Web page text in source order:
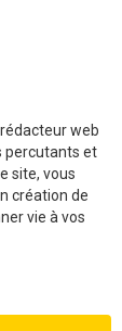
web
percutants et
site, vous
création de
vie à vos